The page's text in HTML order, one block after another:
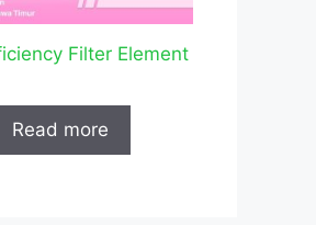
Filter Element
Read more